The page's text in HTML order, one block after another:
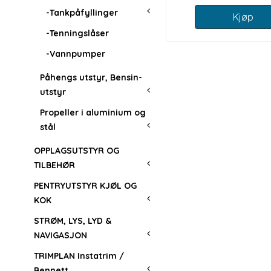
-Tankpåfyllinger
-Tenningslåser
-Vannpumper
Påhengs utstyr, Bensin-
utstyr
Propeller i aluminium og
stål
OPPLAGSUTSTYR OG
TILBEHØR
PENTRYUTSTYR KJØL OG
KOK
STRØM, LYS, LYD &
NAVIGASJON
TRIMPLAN Instatrim /
Kjøp